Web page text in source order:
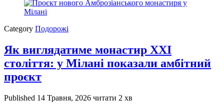
Category Подорожі
Як виглядатиме монастир XXI
століття: у Мілані показали амбітний
проєкт
Published 14 Травня, 2026 читати 2 хв